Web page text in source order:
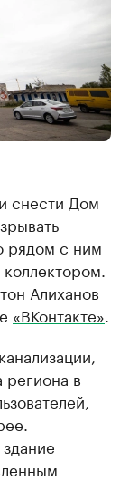
снести Дом
рядом с ним
Алиханов
«ВКонтакте»
региона в